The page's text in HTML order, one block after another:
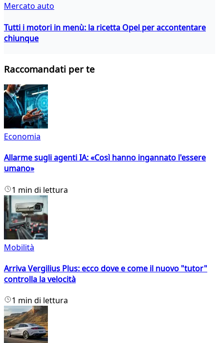
Mercato auto
Tutti i motori in menù: la ricetta Opel per accontentare
chiunque
Raccomandati per te
Economia
Allarme sugli agenti IA: «Così hanno ingannato l'essere
umano»
1 min di lettura
Mobilità
Arriva Vergilius Plus: ecco dove e come il nuovo "tutor"
controlla la velocità
1 min di lettura